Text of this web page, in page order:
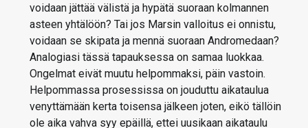
voidaan jättää välistä ja hypätä suoraan kolmannen
asteen yhtälöön? Tai jos Marsin valloitus ei onnistu,
voidaan se skipata ja mennä suoraan Andromedaan?
Analogiasi tässä tapauksessa on samaa luokkaa.
Ongelmat eivät muutu helpommaksi, päin vastoin.
Helpommassa prosessissa on jouduttu aikataulua
venyttämään kerta toisensa jälkeen joten, eikö tällöin
ole aika vahva syy epäillä, ettei uusikaan aikataulu